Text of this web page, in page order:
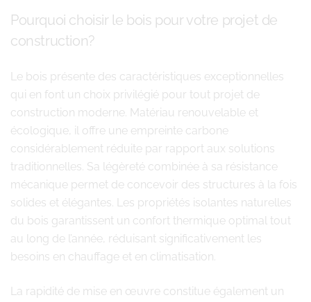
Pourquoi choisir le bois pour votre projet de
construction?
Le bois présente des caractéristiques exceptionnelles
qui en font un choix privilégié pour tout projet de
construction moderne. Matériau renouvelable et
écologique, il offre une empreinte carbone
considérablement réduite par rapport aux solutions
traditionnelles. Sa légèreté combinée à sa résistance
mécanique permet de concevoir des structures à la fois
solides et élégantes. Les propriétés isolantes naturelles
du bois garantissent un confort thermique optimal tout
au long de l’année, réduisant significativement les
besoins en chauffage et en climatisation.
La rapidité de mise en œuvre constitue également un